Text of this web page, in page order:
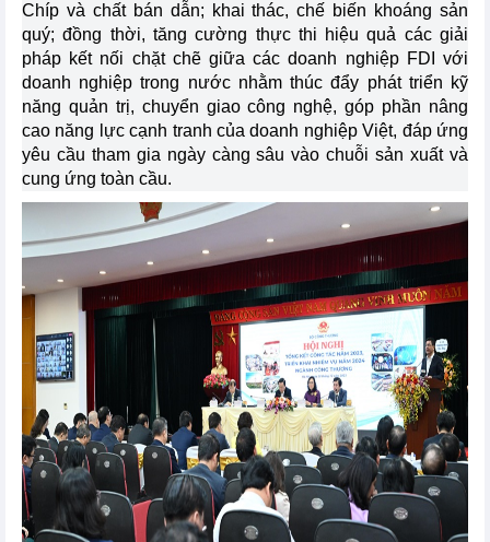
Chíp và chất bán dẫn; khai thác, chế biến khoáng sản
quý; đồng thời, tăng cường thực thi hiệu quả các giải
pháp kết nối chặt chẽ giữa các doanh nghiệp FDI với
doanh nghiệp trong nước nhằm thúc đẩy phát triển kỹ
năng quản trị, chuyển giao công nghệ, góp phần nâng
cao năng lực cạnh tranh của doanh nghiệp Việt, đáp ứng
yêu cầu tham gia ngày càng sâu vào chuỗi sản xuất và
cung ứng toàn cầu.